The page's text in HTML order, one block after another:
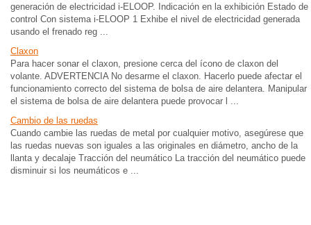
generación de electricidad i-ELOOP. Indicación en la exhibición Estado de
control Con sistema i-ELOOP 1 Exhibe el nivel de electricidad generada
usando el frenado reg ...
Claxon
Para hacer sonar el claxon, presione cerca del ícono de claxon del
volante. ADVERTENCIA No desarme el claxon. Hacerlo puede afectar el
funcionamiento correcto del sistema de bolsa de aire delantera. Manipular
el sistema de bolsa de aire delantera puede provocar l ...
Cambio de las ruedas
Cuando cambie las ruedas de metal por cualquier motivo, asegúrese que
las ruedas nuevas son iguales a las originales en diámetro, ancho de la
llanta y decalaje Tracción del neumático La tracción del neumático puede
disminuir si los neumáticos e ...